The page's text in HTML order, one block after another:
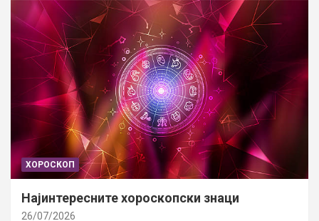
ХОРОСКОП
Најинтересните хороскопски знаци
26/07/2026